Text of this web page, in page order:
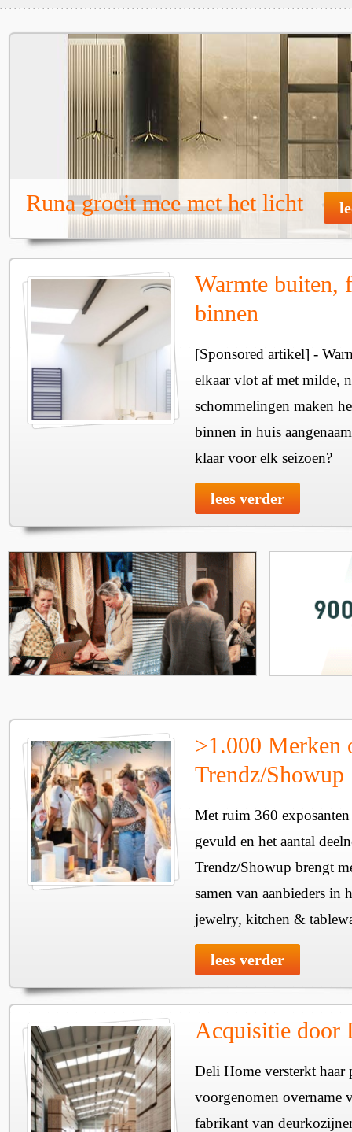
Runa groeit mee met het licht
Warmte buiten,
binnen
[Sponsored artikel] -
elkaar vlot af met milde,
schommelingen maken
binnen in huis
klaar voor elk seizoen?
lees verder
>1.000 Merken
Trendz/Showup
Met ruim 360
gevuld en het aantal
Trendz/Showup brengt
samen van aanbieders in
jewelry, kitchen &
lees verder
Acquisitie door
Deli Home versterkt haar
voorgenomen overname
fabrikant van